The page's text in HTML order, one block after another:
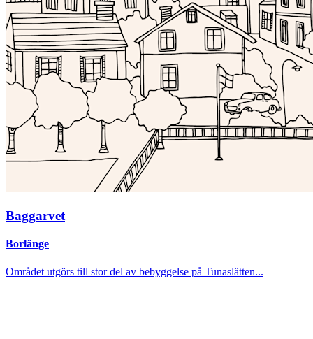
Baggarvet
Borlänge
Området utgörs till stor del av bebyggelse på Tunaslätten...